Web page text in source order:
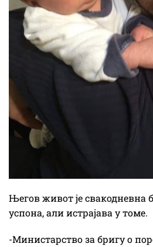
Његов живот је свакодневна
успона, али истрајава у томе.
-Министарство за бригу о